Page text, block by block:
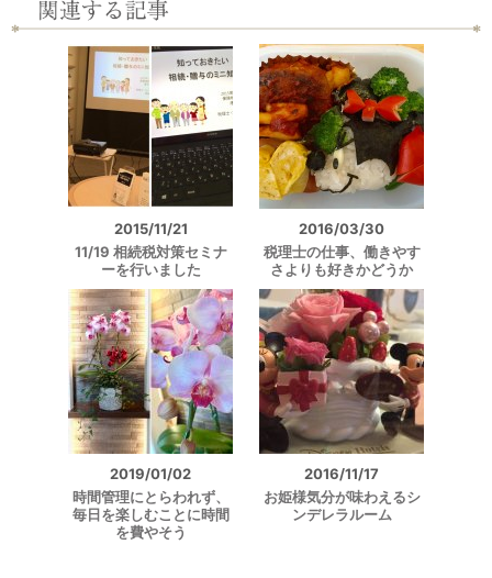
2015/11/21
11/19 相続税対策セミナ
ーを行いました
2016/03/30
税理士の仕事、働きやす
さよりも好きかどうか
2019/01/02
時間管理にとらわれず、
毎日を楽しむことに時間
を費やそう
2016/11/17
お姫様気分が味わえるシ
ンデレラルーム